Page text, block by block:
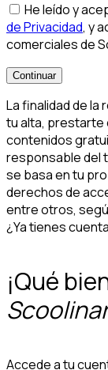
He leído y
de Privacidad, y
comerciales de
Continuar
La finalidad de
tu alta, prestarte
contenidos
responsable del
se basa en tu
derechos de
entre otros,
¿Ya tienes
¡Qué
Accede a tu